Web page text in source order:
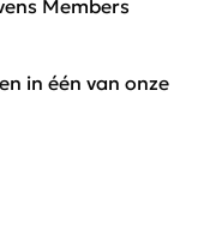
Members
in één van onze